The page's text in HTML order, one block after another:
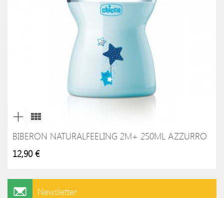
BIBERON NATURALFEELING 2M+ 250ML AZZURRO
12,90 €
Newsletter